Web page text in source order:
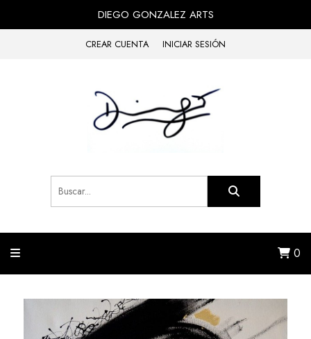
DIEGO GONZALEZ ARTS
CREAR CUENTA INICIAR SESIÓN
0